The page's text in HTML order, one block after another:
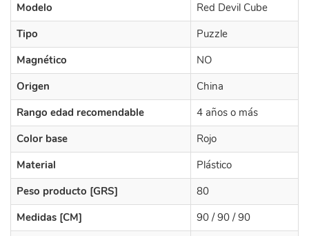
Modelo
Red Devil Cube
Tipo
Puzzle
Magnético
NO
Origen
China
Rango edad recomendable
4 años o más
Color base
Rojo
Material
Plástico
Peso producto [GRS]
80
Medidas [CM]
90 / 90 / 90